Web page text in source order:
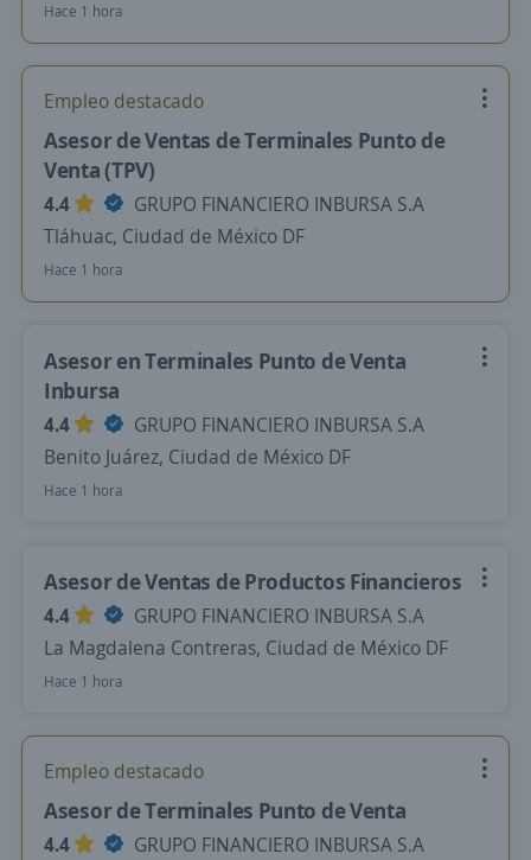
Hace 1 hora
Empleo destacado
Asesor de Ventas de Terminales Punto de
Venta (TPV)
4.4
GRUPO FINANCIERO INBURSA S.A
Tláhuac, Ciudad de México DF
Hace 1 hora
Asesor en Terminales Punto de Venta
Inbursa
4.4
GRUPO FINANCIERO INBURSA S.A
Benito Juárez, Ciudad de México DF
Hace 1 hora
Asesor de Ventas de Productos Financieros
4.4
GRUPO FINANCIERO INBURSA S.A
La Magdalena Contreras, Ciudad de México DF
Hace 1 hora
Empleo destacado
Asesor de Terminales Punto de Venta
4.4
GRUPO FINANCIERO INBURSA S.A